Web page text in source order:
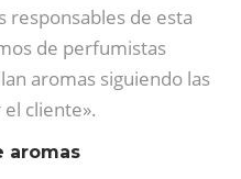
responsables de esta
de perfumistas
aromas siguiendo las
cliente».
aromas